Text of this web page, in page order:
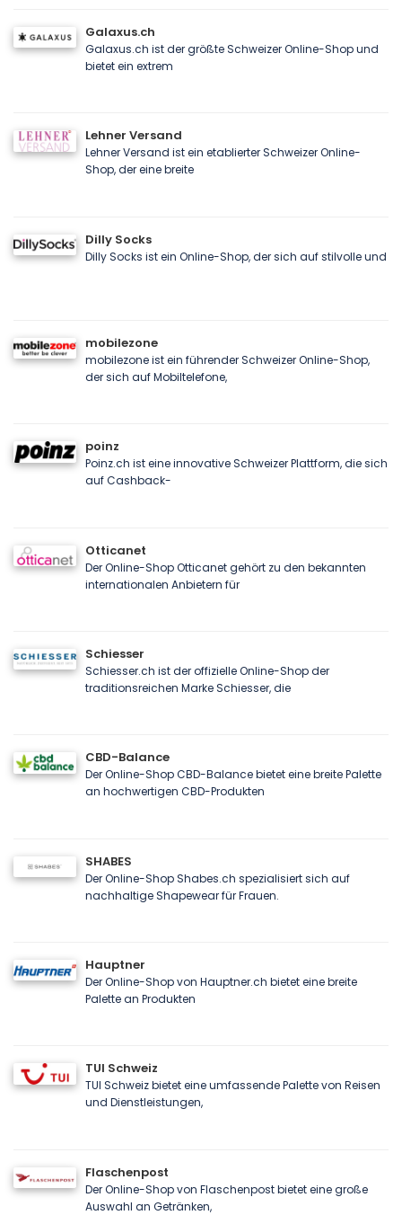
Galaxus.ch
Galaxus.ch ist der größte Schweizer Online-Shop und
bietet ein extrem
Lehner Versand
Lehner Versand ist ein etablierter Schweizer Online-
Shop, der eine breite
Dilly Socks
Dilly Socks ist ein Online-Shop, der sich auf stilvolle und
mobilezone
mobilezone ist ein führender Schweizer Online-Shop,
der sich auf Mobiltelefone,
poinz
Poinz.ch ist eine innovative Schweizer Plattform, die sich
auf Cashback-
Otticanet
Der Online-Shop Otticanet gehört zu den bekannten
internationalen Anbietern für
Schiesser
Schiesser.ch ist der offizielle Online-Shop der
traditionsreichen Marke Schiesser, die
CBD-Balance
Der Online-Shop CBD-Balance bietet eine breite Palette
an hochwertigen CBD-Produkten
SHABES
Der Online-Shop Shabes.ch spezialisiert sich auf
nachhaltige Shapewear für Frauen.
Hauptner
Der Online-Shop von Hauptner.ch bietet eine breite
Palette an Produkten
TUI Schweiz
TUI Schweiz bietet eine umfassende Palette von Reisen
und Dienstleistungen,
Flaschenpost
Der Online-Shop von Flaschenpost bietet eine große
Auswahl an Getränken,